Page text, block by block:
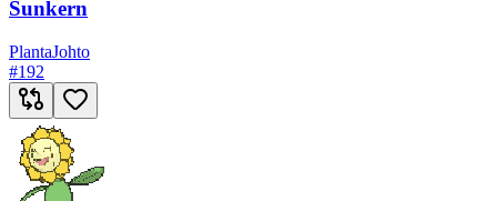
Sunkern
PlantaJohto
#192